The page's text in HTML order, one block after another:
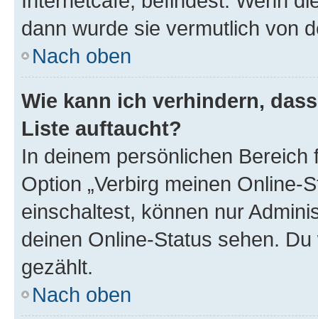
dann wurde sie vermutlich von
Nach oben
Wie kann ich verhindern,
Liste auftaucht?
In deinem persönlichen
Option „Verbirg meinen Online-
einschaltest, können nur
deinen Online-Status sehen.
gezählt.
Nach oben